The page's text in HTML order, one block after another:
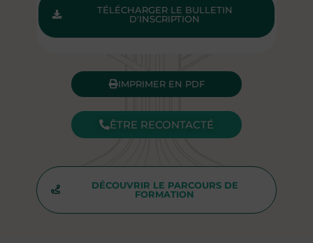
TÉLÉCHARGER LE BULLETIN
D'INSCRIPTION
IMPRIMER EN PDF
ÊTRE RECONTACTÉ
DÉCOUVRIR LE PARCOURS DE
FORMATION